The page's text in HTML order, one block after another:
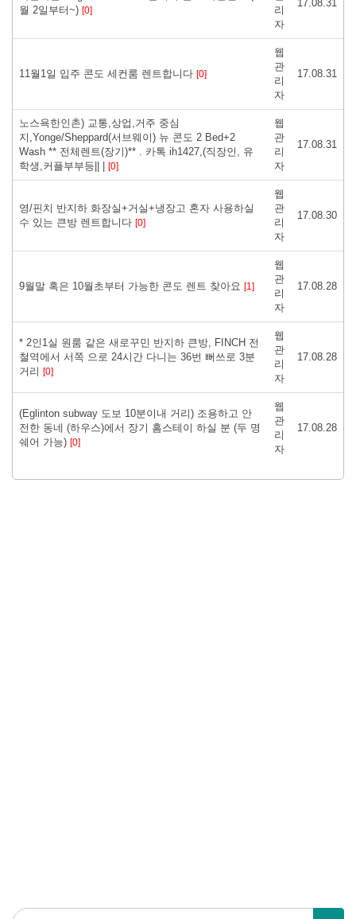
월 2일부터~) [0]
리
자
17.08.31
11월1일 입주 콘도 세컨룸 렌트합니다 [0]
웹
관
리
자
17.08.31
노스욕한인촌) 교통,상업,거주 중심
지,Yonge/Sheppard(서브웨이) 뉴 콘도 2 Bed+2
Wash ** 전체렌트(장기)** . 카톡 ih1427,(직장인, 유
학생,커플부부등|| | [0]
웹
관
리
자
17.08.31
영/핀치 반지하 화장실+거실+냉장고 혼자 사용하실
수 있는 큰방 렌트합니다 [0]
웹
관
리
자
17.08.30
9월말 혹은 10월초부터 가능한 콘도 렌트 찾아요 [1]
웹
관
리
자
17.08.28
* 2인1실 원룸 같은 새로꾸민 반지하 큰방, FINCH 전
철역에서 서쪽 으로 24시간 다니는 36번 뻐쓰로 3분
거리 [0]
웹
관
리
자
17.08.28
( Eglinton subway 도보 10분이내 거리) 조용하고 안
전한 동네 (하우스)에서 장기 홈스테이 하실 분 (두 명
쉐어 가능) [0]
웹
관
리
자
17.08.28